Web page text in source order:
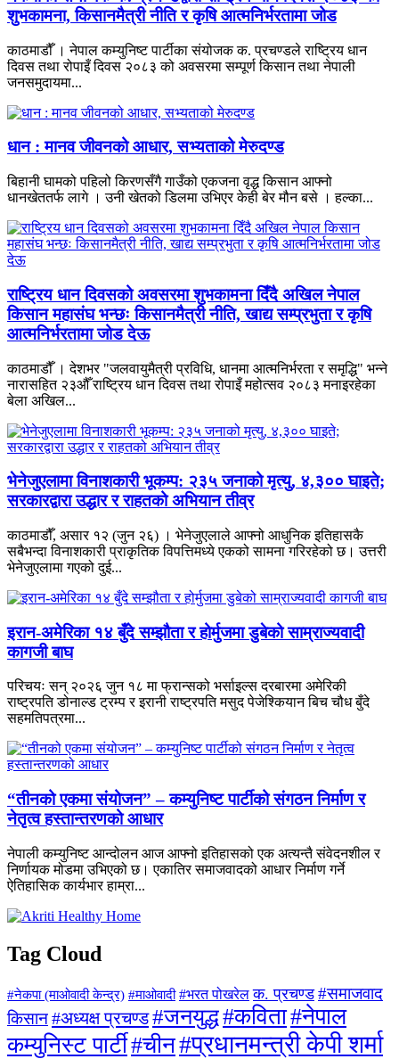
शुभकामना, किसानमैत्री नीति र कृषि आत्मनिर्भरतामा जोड
काठमाडौँ । नेपाल कम्युनिष्ट पार्टीका संयोजक क. प्रचण्डले राष्ट्रिय धान
दिवस तथा रोपाइँ दिवस २०८३ को अवसरमा सम्पूर्ण किसान तथा नेपाली
जनसमुदायमा...
धान : मानव जीवनको आधार, सभ्यताको मेरुदण्ड
बिहानी घामको पहिलो किरणसँगै गाउँको एकजना वृद्ध किसान आफ्नो
धानखेततर्फ लागे । उनी खेतको डिलमा उभिएर केही बेर मौन बसे । हल्का...
राष्ट्रिय धान दिवसको अवसरमा शुभकामना दिँदै अखिल नेपाल
किसान महासंघ भन्छः किसानमैत्री नीति, खाद्य सम्प्रभुता र कृषि
आत्मनिर्भरतामा जोड देऊ
काठमाडौँ । देशभर "जलवायुमैत्री प्रविधि, धानमा आत्मनिर्भरता र समृद्धि" भन्ने
नारासहित २३औँ राष्ट्रिय धान दिवस तथा रोपाइँ महोत्सव २०८३ मनाइरहेका
बेला अखिल...
भेनेजुएलामा विनाशकारी भूकम्प: २३५ जनाको मृत्यु, ४,३०० घाइते;
सरकारद्वारा उद्धार र राहतको अभियान तीव्र
काठमाडौँ, असार १२ (जुन २६) । भेनेजुएलाले आफ्नो आधुनिक इतिहासकै
सबैभन्दा विनाशकारी प्राकृतिक विपत्तिमध्ये एकको सामना गरिरहेको छ। उत्तरी
भेनेजुएलामा गएको दुई...
इरान-अमेरिका १४ बुँदे सम्झौता र होर्मुजमा डुबेको साम्राज्यवादी
कागजी बाघ
परिचयः सन् २०२६ जुन १८ मा फ्रान्सको भर्साइल्स दरबारमा अमेरिकी
राष्ट्रपति डोनाल्ड ट्रम्प र इरानी राष्ट्रपति मसुद पेजेश्कियान बिच चौध बुँदे
सहमतिपत्रमा...
“तीनको एकमा संयोजन” – कम्युनिष्ट पार्टीको संगठन निर्माण र
नेतृत्व हस्तान्तरणको आधार
नेपाली कम्युनिष्ट आन्दोलन आज आफ्नो इतिहासको एक अत्यन्तै संवेदनशील र
निर्णायक मोडमा उभिएको छ। एकातिर समाजवादको आधार निर्माण गर्ने
ऐतिहासिक कार्यभार हाम्रा...
Tag Cloud
#नेकपा (माओवादी केन्द्र) #माओवादी #भरत पोखरेल क. प्रचण्ड #समाजवाद
किसान#अध्यक्ष प्रचण्ड#जनयुद्ध#कविता#नेपाल
कम्युनिस्ट पार्टी#चीन#प्रधानमन्त्री केपी शर्मा